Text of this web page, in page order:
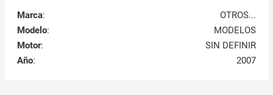
Marca:
OTROS...
Modelo:
MODELOS
Motor:
SIN DEFINIR
Año: 2007